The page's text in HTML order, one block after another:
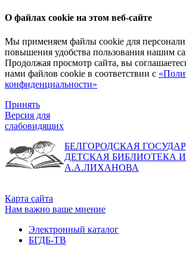
О файлах cookie на этом веб-сайте
Мы применяем файлы cookie для
повышения удобства пользования нашим
Продолжая просмотр сайта, вы
нами файлов cookie в соответствии с
конфиденциальности»
Принять
Версия для
слабовидящих
БЕЛГОРОДСКАЯ
ДЕТСКАЯ БИБЛИОТЕКА
А.А.ЛИХАНОВА
Карта сайта
Нам важно ваше мнение
Электронный каталог
БГДБ-ТВ